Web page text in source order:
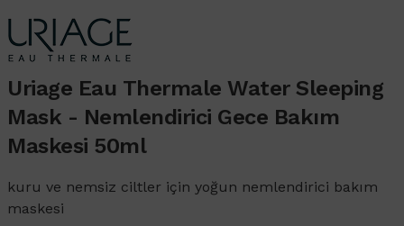
Uriage Eau Thermale Water Sleeping
Mask - Nemlendirici Gece Bakım
Maskesi 50ml
kuru ve nemsiz ciltler için yoğun nemlendirici bakım
maskesi